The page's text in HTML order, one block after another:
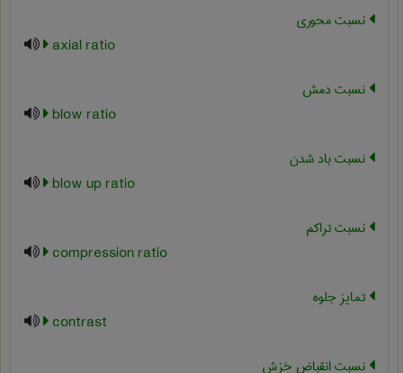
نسبت محوری
axial ratio
نسبت دمش
blow ratio
نسبت باد شدن
blow up ratio
نسبت تراکم
compression ratio
تمایز جلوه
contrast
نسبت انقباض خزش